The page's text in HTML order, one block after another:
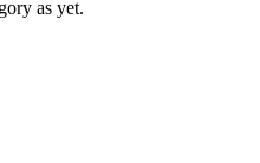
as yet.